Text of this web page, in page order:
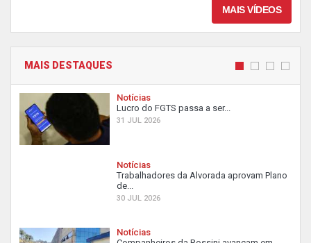
MAIS VÍDEOS
MAIS DESTAQUES
Notícias
Lucro do FGTS passa a ser...
31 JUL 2026
Notícias
Trabalhadores da Alvorada aprovam Plano
de...
30 JUL 2026
Notícias